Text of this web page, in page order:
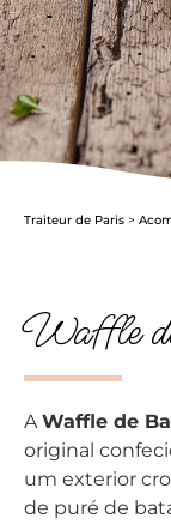
Traiteur de Paris >
Waffle
AWaffle de
original
um exterior
de puré de